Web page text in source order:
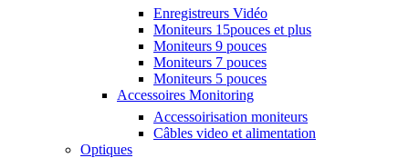
Enregistreurs Vidéo
Moniteurs 15pouces et plus
Moniteurs 9 pouces
Moniteurs 7 pouces
Moniteurs 5 pouces
Accessoires Monitoring
Accessoirisation moniteurs
Câbles video et alimentation
Optiques